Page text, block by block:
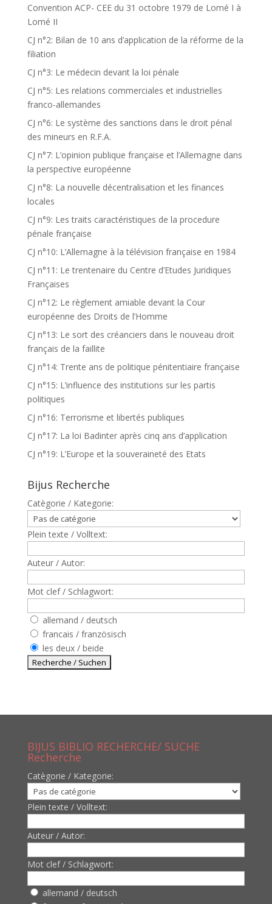
Convention ACP- CEE du 31 octobre 1979 de Lomé I à
Lomé II
CJ n°2: Bilan de 10 ans d’application de la réforme de la
filiation
CJ n°3: Le médecin devant la loi pénale
CJ n°5: Les relations commerciales et industrielles
franco-allemandes
CJ n°6: Le système des sanctions dans le droit pénal
des mineurs en R.F.A.
CJ n°7: L’opinion publique française et l’Allemagne dans
la perspective européenne
CJ n°8: La nouvelle décentralisation et les finances
locales
CJ n°9: Les traits caractéristiques de la procedure
pénale française
CJ n°10: L’Allemagne à la télévision française en 1984
CJ n°11: Le trentenaire du Centre d’Etudes Juridiques
Françaises
CJ n°12: Le règlement amiable devant la Cour
européenne des Droits de l’Homme
CJ n°13: Le sort des créanciers dans le nouveau droit
français de la faillite
CJ n°14: Trente ans de politique pénitentiaire française
CJ n°15: L’influence des institutions sur les partis
politiques
CJ n°16: Terrorisme et libertés publiques
CJ n°17: La loi Badinter après cinq ans d’application
CJ n°19: L’Europe et la souveraineté des Etats
Bijus Recherche
Catègorie / Kategorie:
Plein texte / Volltext:
Auteur / Autor:
Mot clef / Schlagwort:
allemand / deutsch
francais / französisch
les deux / beide
BIJUS BIBLIO RECHERCHE/ SUCHE
Recherche
Catègorie / Kategorie:
Plein texte / Volltext:
Auteur / Autor:
Mot clef / Schlagwort:
allemand / deutsch